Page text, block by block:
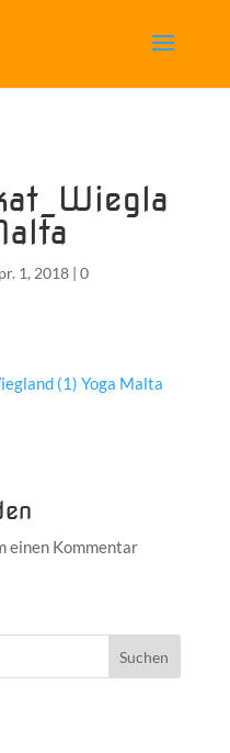
1, 2018| 0
(1) Yoga Malta
einen Kommentar